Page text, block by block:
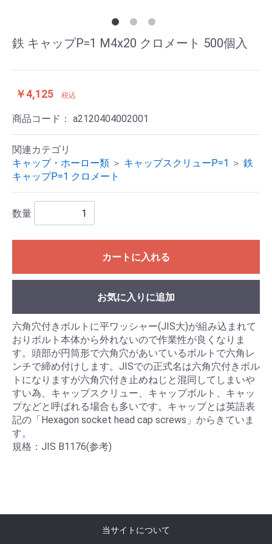
鉄 キャップP=1 M4x20 クロメート 500個入
￥4,125 税込
商品コード： a2120404002001
関連カテゴリ
キャップ・ホーロー類 ＞ キャップスクリューP=1 ＞ 鉄
キャップP=1 クロメート
数量
カートに入れる
お気に入りに追加
六角穴付きボルトに平ワッシャー(JIS大)が組み込まれて
おりボルト本体から外れないので作業性が良くなりま
す。頭部が円筒形で六角穴があいているボルトで六角レ
ンチで締め付けします。JISでの正式名は六角穴付きボル
トになりますが六角穴付き止めねじと混同してしまいや
すい為、キャップスクリュー、キャップボルト、キャッ
プなどと呼ばれる場合も多いです。キャップとは英語表
記の「Hexagon socket head cap screws」からきていま
す。
規格：JIS B1176(参考)
当サイトについて